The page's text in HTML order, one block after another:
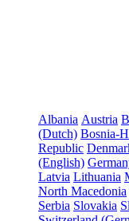
Albania Austria
(Dutch) Bosnia-
Republic
(English)
Latvia Lithuania
North Macedonia
Serbia Slovakia